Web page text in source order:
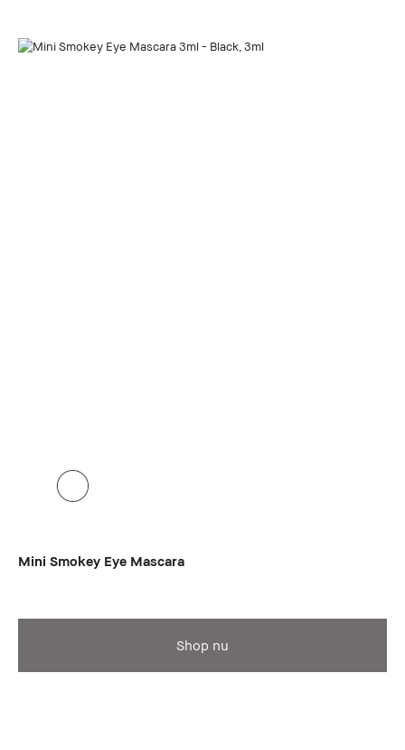
Mini Smokey Eye Mascara
Shop nu